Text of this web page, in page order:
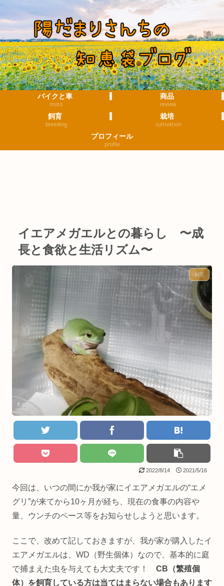
バイクと車
moto
商品
review
飼育
breeding
栽培
cultivation
プロフィール
profile
イエアメガエルとの暮らし 〜成
長と食欲と生活リズム〜
飼育
2022/8/14 2021/5/16
今回は、いつの間にか我が家にイエアメガエルの“エメ
グリ”が来てから10ヶ月が経ち、現在の食事の内容や
量、ウンチのペース等をお知らせしようと思います。
ここで、改めて記しておきますが、我が家が購入したイ
エアメガエルは、WD（野生個体）なので、基本的に庭
で捕まえた虫を与えても大丈夫です！ CB（繁殖個
体）を飼育している方は当てはまらない場合もあります